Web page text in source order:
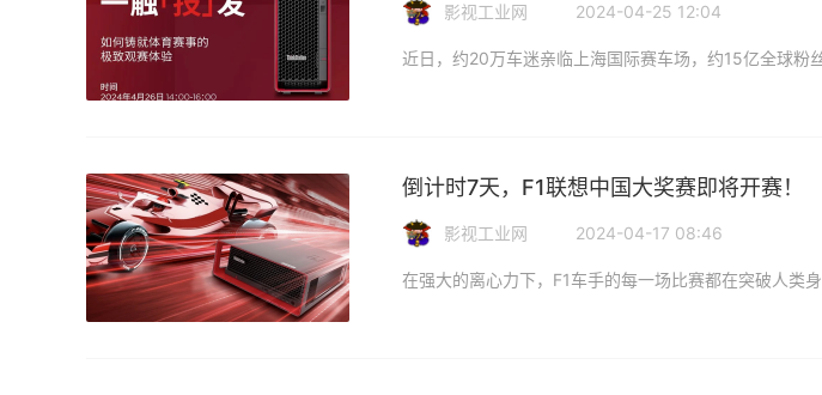
影视工业网 2024-04-25 12:04
倒计时7天，F1联想中国大奖赛即将开赛！
影视工业网 2024-04-17 08:46